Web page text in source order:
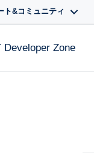
ト&コミュニティ
Developer Zone